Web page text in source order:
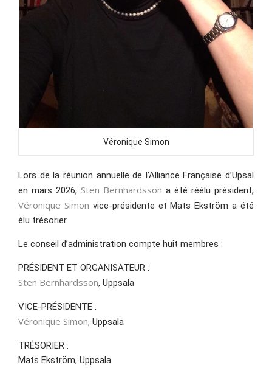
Véronique Simon
Lors de la réunion annuelle de l’Alliance Française d’Upsal
en mars 2026, Sten Bernhardsson a été réélu président,
Véronique Simon vice-présidente et Mats Ekström a été
élu trésorier.
Le conseil d’administration compte huit membres :
PRÉSIDENT ET ORGANISATEUR :
Sten Bernhardsson, Uppsala
VICE-PRÉSIDENTE :
Véronique Simon, Uppsala
TRÉSORIER :
Mats Ekström, Uppsala